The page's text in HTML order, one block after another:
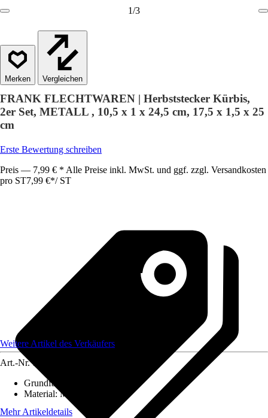
1/3
Vergleichen
FRANK FLECHTWAREN | Herbststecker Kürbis,
2er Set, METALL , 10,5 x 1 x 24,5 cm, 17,5 x 1,5 x 25
cm
Erste Bewertung schreiben
Preis — 7,99 € * Alle Preise inkl. MwSt. und ggf. zzgl. Versandkosten
pro ST7,99 €*/ ST
Weitere Artikel des Verkäufers
Art.-Nr. 12583938
Grundfarbe
Material:Metall
Mehr Artikeldetails